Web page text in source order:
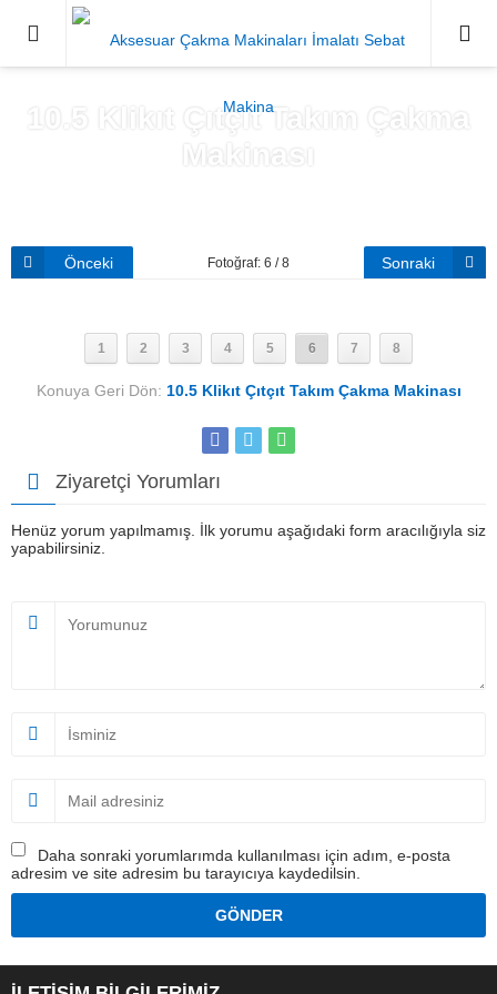
10.5 Klikıt Çıtçıt Takım Çakma
Makinası
Önceki Fotoğraf: 6 / 8 Sonraki
1 2 3 4 5 6 7 8
Konuya Geri Dön: 10.5 Klikıt Çıtçıt Takım Çakma Makinası
Ziyaretçi Yorumları
Henüz yorum yapılmamış. İlk yorumu aşağıdaki form aracılığıyla siz
yapabilirsiniz.
Daha sonraki yorumlarımda kullanılması için adım, e-posta
adresim ve site adresim bu tarayıcıya kaydedilsin.